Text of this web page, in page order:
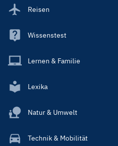
Reisen
Wissenstest
Lernen & Familie
Lexika
Natur & Umwelt
Technik & Mobilität